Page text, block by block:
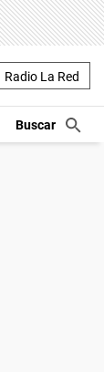
Radio La Red